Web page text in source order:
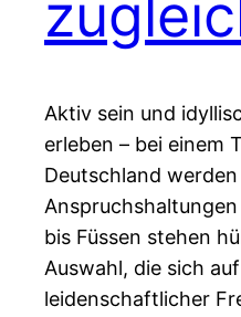
Aktiv sein und
erleben – bei einem
Deutschland
bis Füssen stehen
Auswahl, die sich
leidenschaftlicher